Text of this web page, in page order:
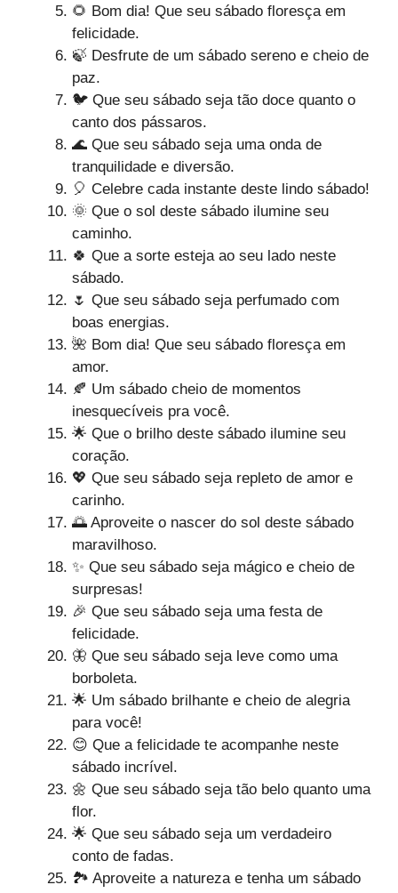
🌻 Bom dia! Que seu sábado floresça em
felicidade.
🍃 Desfrute de um sábado sereno e cheio de
paz.
🐦 Que seu sábado seja tão doce quanto o
canto dos pássaros.
🌊 Que seu sábado seja uma onda de
tranquilidade e diversão.
🎈 Celebre cada instante deste lindo sábado!
🌞 Que o sol deste sábado ilumine seu
caminho.
🍀 Que a sorte esteja ao seu lado neste
sábado.
🌷 Que seu sábado seja perfumado com
boas energias.
🌺 Bom dia! Que seu sábado floresça em
amor.
🍂 Um sábado cheio de momentos
inesquecíveis pra você.
🌟 Que o brilho deste sábado ilumine seu
coração.
💖 Que seu sábado seja repleto de amor e
carinho.
🌅 Aproveite o nascer do sol deste sábado
maravilhoso.
✨ Que seu sábado seja mágico e cheio de
surpresas!
🎉 Que seu sábado seja uma festa de
felicidade.
🦋 Que seu sábado seja leve como uma
borboleta.
🌟 Um sábado brilhante e cheio de alegria
para você!
😊 Que a felicidade te acompanhe neste
sábado incrível.
🌼 Que seu sábado seja tão belo quanto uma
flor.
🌟 Que seu sábado seja um verdadeiro
conto de fadas.
🏞️ Aproveite a natureza e tenha um sábado